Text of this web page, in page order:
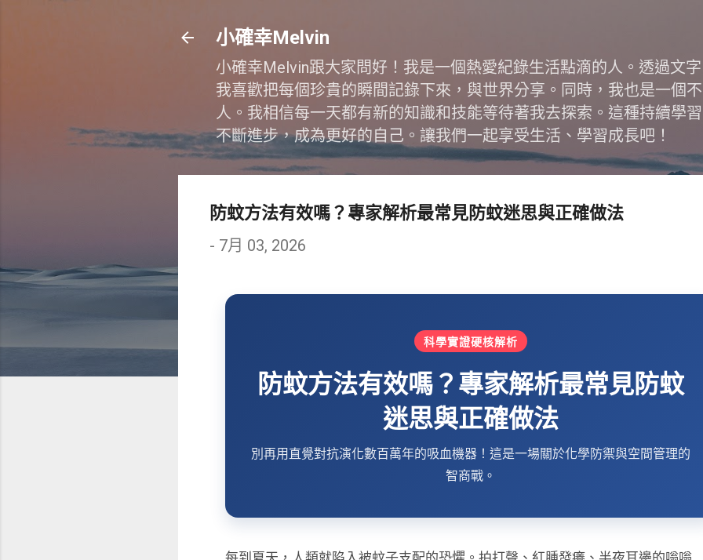
小確幸Melvin
小確幸Melvin跟大家問好！我是一個熱愛紀錄生活點滴的人。透過文
我喜歡把每個珍貴的瞬間記錄下來，與世界分享。同時，我也是一個
人。我相信每一天都有新的知識和技能等待著我去探索。這種持續學
不斷進步，成為更好的自己。讓我們一起享受生活、學習成長吧！
防蚊方法有效嗎？專家解析最常見防蚊迷思與正確做法
- 7月 03, 2026
科學實證硬核解析
防蚊方法有效嗎？專家解析最常見防蚊
迷思與正確做法
別再用直覺對抗演化數百萬年的吸血機器！這是一場關於化學防禦與空間管理的
智商戰。